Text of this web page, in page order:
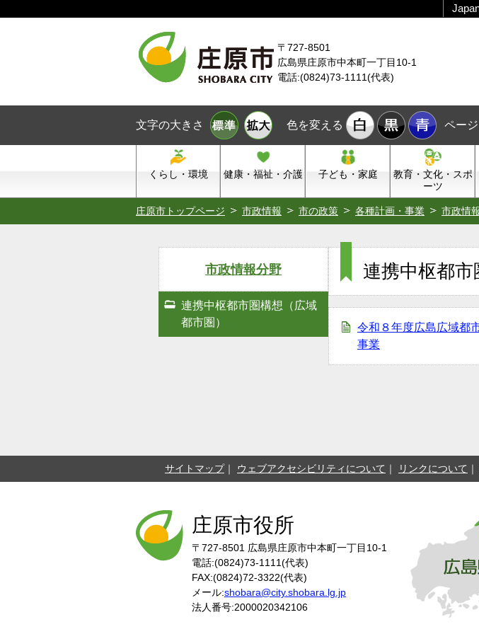
〒727-8501
広島県庄原市中本町一丁目10-1
電話:(0824)73-1111(代表)
文字の大きさ 色を変える ペー
くらし・環境 健康・福祉・介護 子ども・家庭
教育・文化・スポ
ーツ
庄原市トップページ 市政情報 市の政策 各種計画・事業 市政情
連携中枢都市
令和８年度広島広域都
事業
市政情報分野
連携中枢都市圏構想（広域
都市圏）
サイトマップ ウェブアクセシビリティについて リンクについて
庄原市役所
〒727-8501 広島県庄原市中本町一丁目10-1
電話:(0824)73-1111(代表)
FAX:(0824)72-3322(代表)
メール:shobara@city.shobara.lg.jp
法人番号:2000020342106